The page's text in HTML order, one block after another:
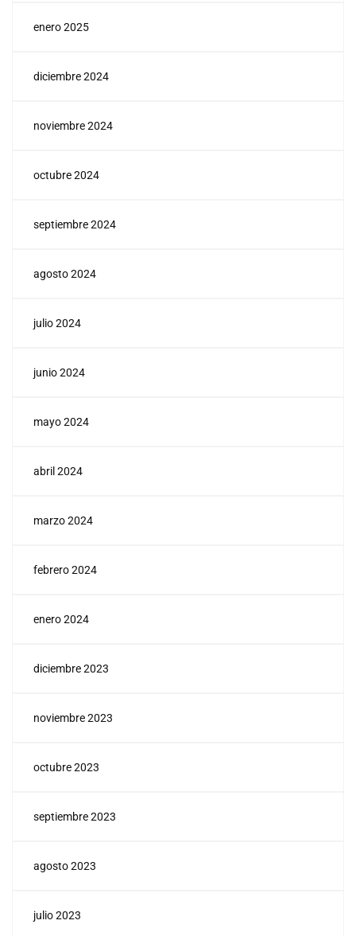
enero 2025
diciembre 2024
noviembre 2024
octubre 2024
septiembre 2024
agosto 2024
julio 2024
junio 2024
mayo 2024
abril 2024
marzo 2024
febrero 2024
enero 2024
diciembre 2023
noviembre 2023
octubre 2023
septiembre 2023
agosto 2023
julio 2023